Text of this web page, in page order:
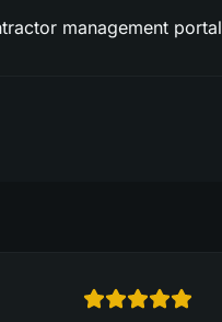
management portal